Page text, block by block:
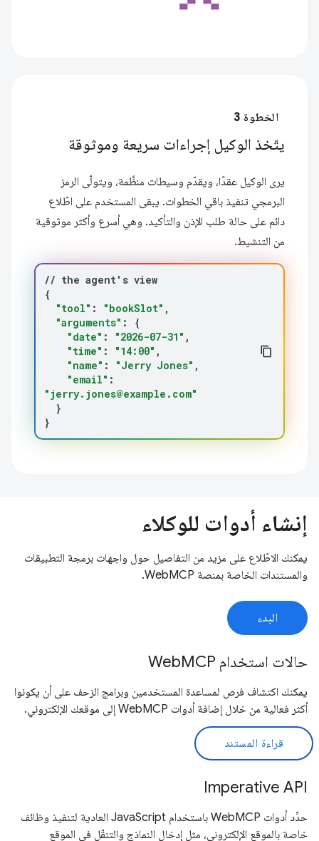
الخطوة 3
يتّخذ الوكيل إجراءات سريعة وموثوقة
يرى الوكيل عقدًا، ويقدّم وسيطات منظَّمة، ويتولّى الرمز
البرمجي تنفيذ باقي الخطوات. يبقى المستخدم على اطّلاع
دائم على حالة طلب الإذن والتأكيد. وهي أسرع وأكثر موثوقية
من التنشيط.
// the agent' s
{
"tool" : "bookSlot"
"arguments" :
{
"date" : "2026-07-31"
"time" : "14:00"
"name" : "Jerry Jones"
"email" :
"jerry.jones@example.com"
}
}
إنشاء أدوات للوكلاء
يمكنك الاطّلاع على مزيد من التفاصيل حول واجهات برمجة التطبيقات
والمستندات الخاصة بمنصة WebMCP.
البدء
حالات استخدام WebMCP
يمكنك اكتشاف فرص لمساعدة المستخدمين وبرامج الزحف على أن يكونوا
أكثر فعالية من خلال إضافة أدوات WebMCP إلى موقعك الإلكتروني.
قراءة المستند
Imperative API
حدِّد أدوات WebMCP باستخدام JavaScript العادية لتنفيذ وظائف
خاصة بالموقع الإلكتروني، مثل إدخال النماذج والتنقّل في الموقع